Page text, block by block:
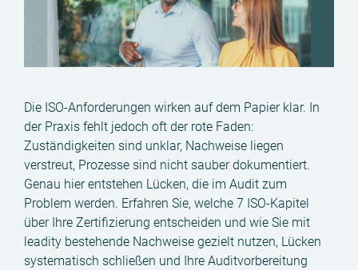
Die ISO-Anforderungen wirken auf dem Papier klar. In
der Praxis fehlt jedoch oft der rote Faden:
Zuständigkeiten sind unklar, Nachweise liegen
verstreut, Prozesse sind nicht sauber dokumentiert.
Genau hier entstehen Lücken, die im Audit zum
Problem werden. Erfahren Sie, welche 7 ISO-Kapitel
über Ihre Zertifizierung entscheiden und wie Sie mit
leadity bestehende Nachweise gezielt nutzen, Lücken
systematisch schließen und Ihre Auditvorbereitung